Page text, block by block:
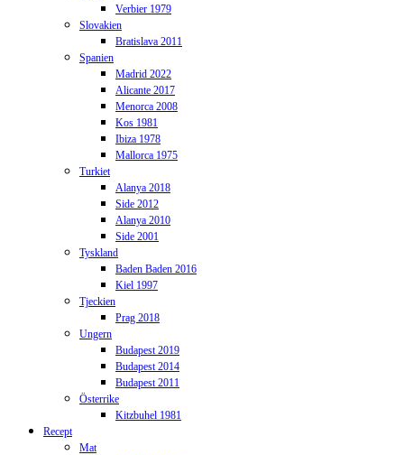
Verbier 1979
Slovakien
Bratislava 2011
Spanien
Madrid 2022
Alicante 2017
Menorca 2008
Kos 1981
Ibiza 1978
Mallorca 1975
Turkiet
Alanya 2018
Side 2012
Alanya 2010
Side 2001
Tyskland
Baden Baden 2016
Kiel 1997
Tjeckien
Prag 2018
Ungern
Budapest 2019
Budapest 2014
Budapest 2011
Österrike
Kitzbuhel 1981
Recept
Mat